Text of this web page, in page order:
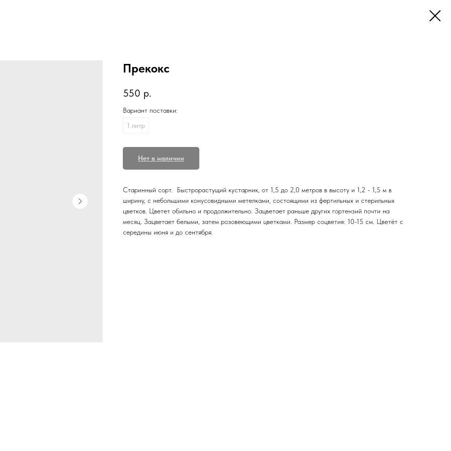
Прекокс
550 р.
Вариант поставки:
1 литр
Нет в наличии
Старинный сорт. Быстрорастущий кустарник, от 1,5 до 2,0 метров в высоту и 1,2 - 1,5 м в
ширину, с небольшими конусовидными метелками, состоящими из фертильных и стерильных
цветков. Цветет обильно и продолжительно. Зацветает раньше других гортензий почти на
месяц. Зацветает белыми, затем розовеющими цветками. Размер соцветия: 10-15 см. Цветёт с
середины июня и до сентября.